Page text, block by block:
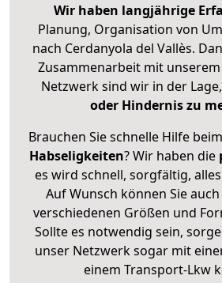
Wir haben langjährige
Planung, Organisation von
nach Cerdanyola del Vallès.
Zusammenarbeit mit
Netzwerk sind wir in der Lage,
oder Hindernis zu
Brauchen Sie schnelle Hilfe beim
Habseligkeiten? Wir haben die
es wird schnell, sorgfältig,
Auf Wunsch können Sie
verschiedenen Größen und
Sollte es notwendig sein,
unser Netzwerk sogar mit
einem Transport-Lkw